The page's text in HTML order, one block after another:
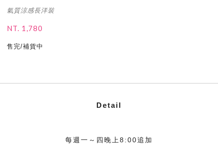
氣質涼感長洋裝
NT. 1,780
售完/補貨中
Detail
每週一～四晚上8:00追加